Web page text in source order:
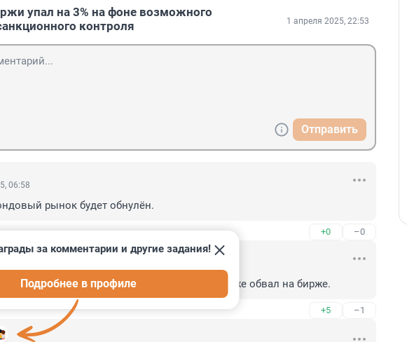
упал на 3% на фоне возможного
контроля
1 апреля 2025, 22:53
Отправить
06:58
рынок будет обнулён.
+0 –0
экономика мира. Где-то чихнули, пукнули и уже обвал на бирже.
+5 –1
за комментарии и другие задания!
Подробнее в профиле